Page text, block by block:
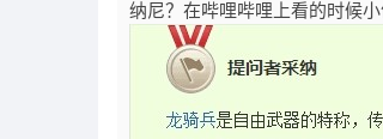
纳尼？在哔哩哔哩上看的时候